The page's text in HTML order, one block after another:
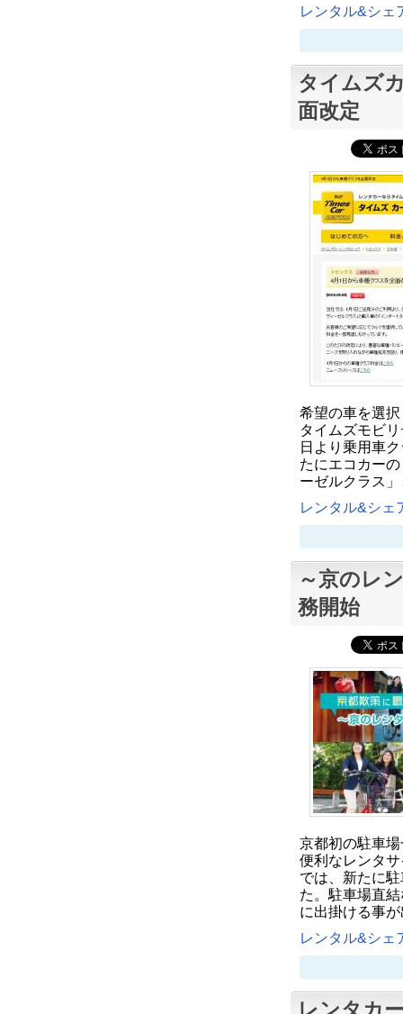
レンタル&シェ
タイムズ
面改定
希望の車を選
タイムズモビ
日より乗用車
たにエコカー
ーゼルクラス
レンタル&シェ
～京のレ
務開始
京都初の駐車
便利なレンタ
では、新たに
た。駐車場直
に出掛ける事
レンタル&シェ